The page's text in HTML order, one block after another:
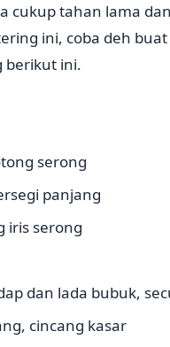
cukup tahan lama
ini, coba deh
berikut ini.
serong
panjang
iris serong
dan lada bubuk,
cincang kasar